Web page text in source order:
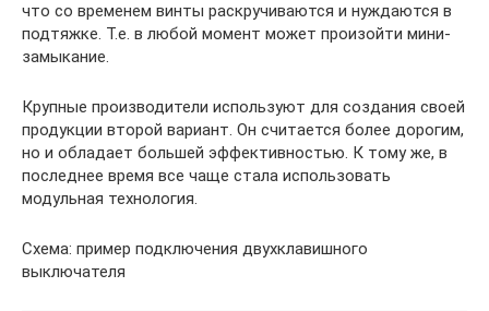
что со временем винты раскручиваются и нуждаются в
подтяжке. Т.е. в любой момент может произойти мини-
замыкание.
Крупные производители используют для создания своей
продукции второй вариант. Он считается более дорогим,
но и обладает большей эффективностью. К тому же, в
последнее время все чаще стала использовать
модульная технология.
Схема: пример подключения двухклавишного
выключателя